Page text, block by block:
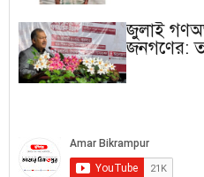
জুলাই
জনগণের: